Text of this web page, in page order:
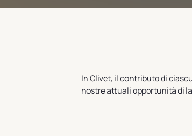
In Clivet, il contributo di
nostre attuali opportunità di